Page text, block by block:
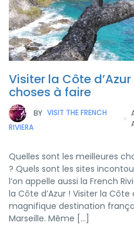
Visiter la Côte
choses à faire
BY VISIT THE FRENCH
RIVIERA
Quelles sont les meilleures
? Quels sont les sites
l’on appelle aussi la French
la Côte d’Azur ! Visiter la Côte
magnifique destination
Marseille. Même […]